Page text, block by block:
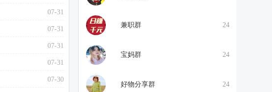
07-31
07-31
07-31
07-31
07-30
兼职群 24
宝妈群 24
好物分享群 24